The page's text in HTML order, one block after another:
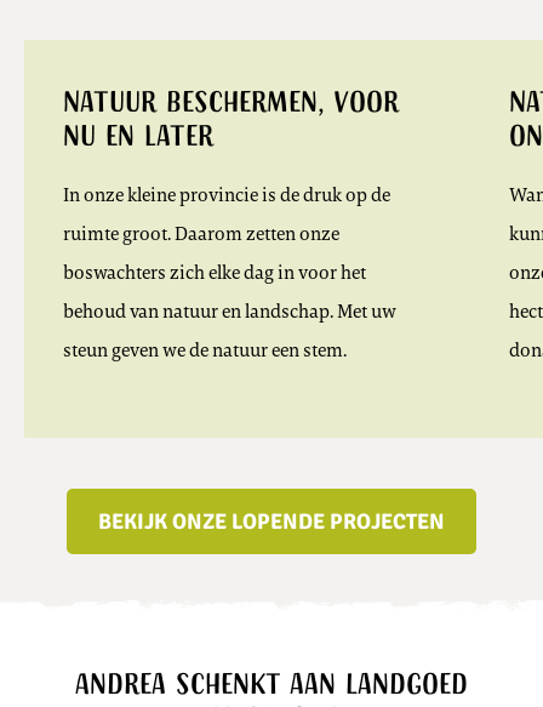
Natuur beschermen, voor
nu en later
In onze kleine provincie is de druk op de
ruimte groot. Daarom zetten onze
boswachters zich elke dag in voor het
behoud van natuur en landschap. Met uw
steun geven we de natuur een stem.
BEKIJK ONZE LOPENDE PROJECTEN
Andrea schenkt aan Landgoed